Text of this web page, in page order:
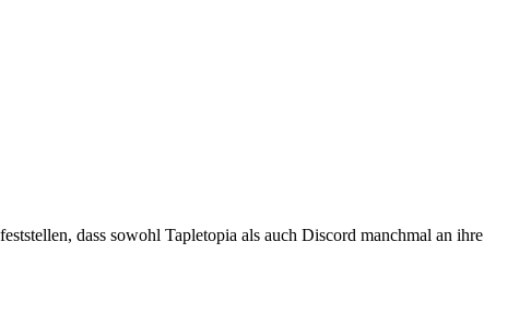
dass sowohl Tapletopia als auch Discord manchmal an ihre